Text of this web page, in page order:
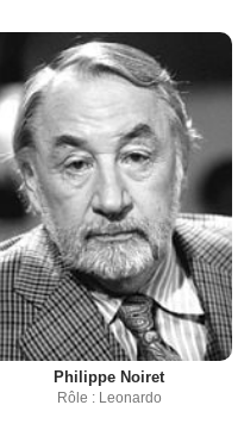
Philippe Noiret
Rôle : Leonardo